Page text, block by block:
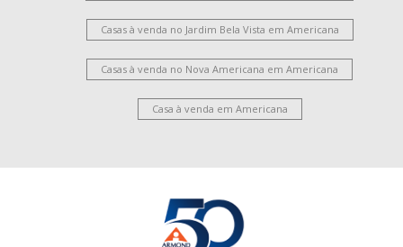
Casas à venda no Jardim Bela Vista em Americana
Casas à venda no Nova Americana em Americana
Casa à venda em Americana